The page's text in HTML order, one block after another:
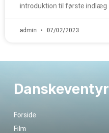
introduktion til første indlæg
admin 07/02/2023
Danskeventyr
Forside
Film